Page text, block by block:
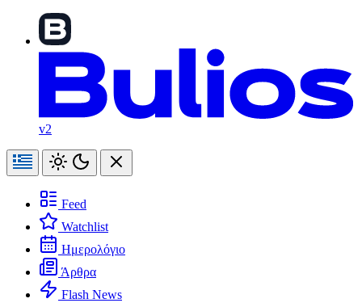
v2
Feed
Watchlist
Ημερολόγιο
Άρθρα
Flash News